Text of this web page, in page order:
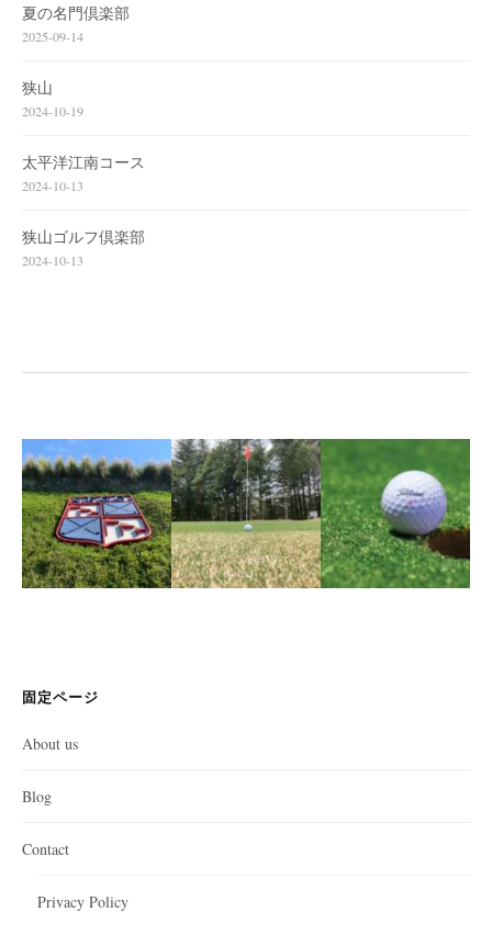
夏の名門倶楽部
2025-09-14
狭山
2024-10-19
太平洋江南コース
2024-10-13
狭山ゴルフ倶楽部
2024-10-13
固定ページ
About us
Blog
Contact
Privacy Policy